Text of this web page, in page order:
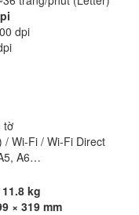
dpi
tờ
/ Wi-Fi / Wi-Fi Direct
A6…
11.8 kg
× 319 mm